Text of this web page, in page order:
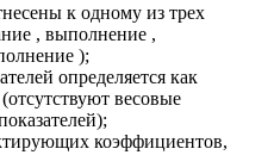
к одному из трех
, выполнение ,
);
определяется как
весовые
коэффициентов,